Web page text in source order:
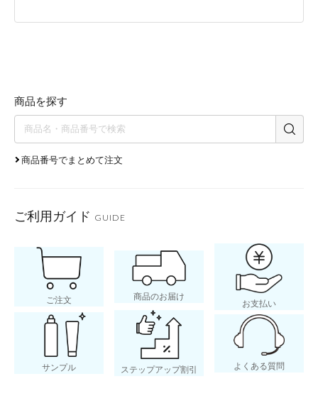
商品を探す
商品番号でまとめて注文
ご利用ガイド GUIDE
ご注文 商品のお届け
お支払い
サンプル ステップアップ割引 よくある質問